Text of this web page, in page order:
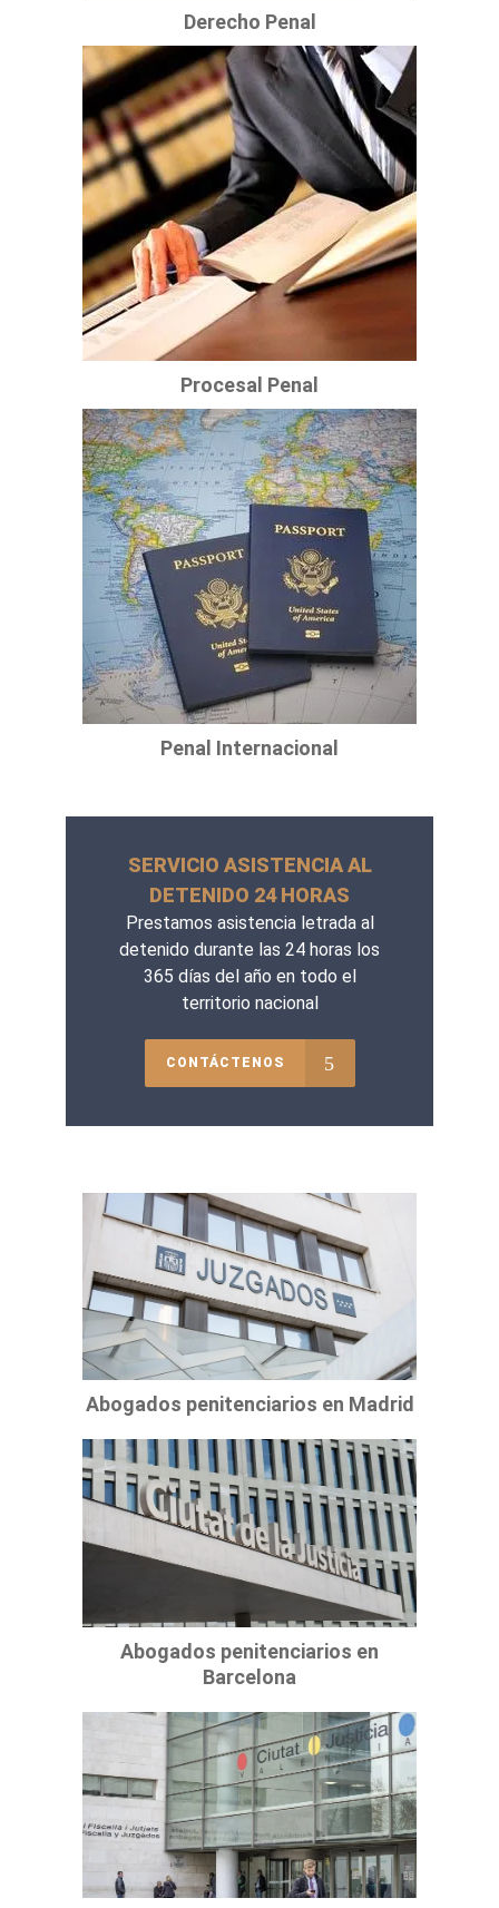
Derecho Penal
Procesal Penal
Penal Internacional
SERVICIO ASISTENCIA AL
DETENIDO 24 HORAS
Prestamos asistencia letrada al
detenido durante las 24 horas los
365 días del año en todo el
territorio nacional
CONTÁCTENOS
Abogados penitenciarios en Madrid
Abogados penitenciarios en
Barcelona